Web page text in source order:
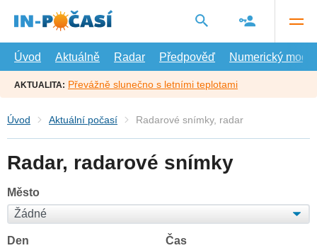
hlavní
Úvod
Aktuálně Radar Předpověď Numerický model
AKTUALITA: Převážně slunečno s letními teplotami
Úvod Aktuální počasí Radarové snímky, radar
Radar, radarové snímky
Město
Den Čas